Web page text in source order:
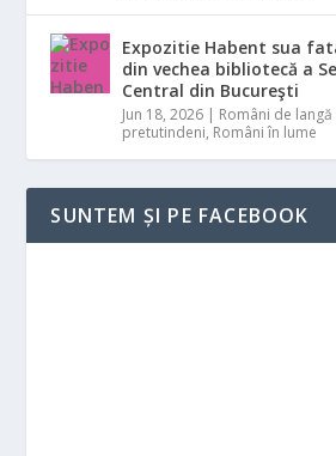
Expozitie Habent sua
din vechea bibliotecă a
Central din Bucureşti
Jun 18, 2026 | Români de langă
pretutindeni, Români în lume
SUNTEM ȘI PE FACEBOOK